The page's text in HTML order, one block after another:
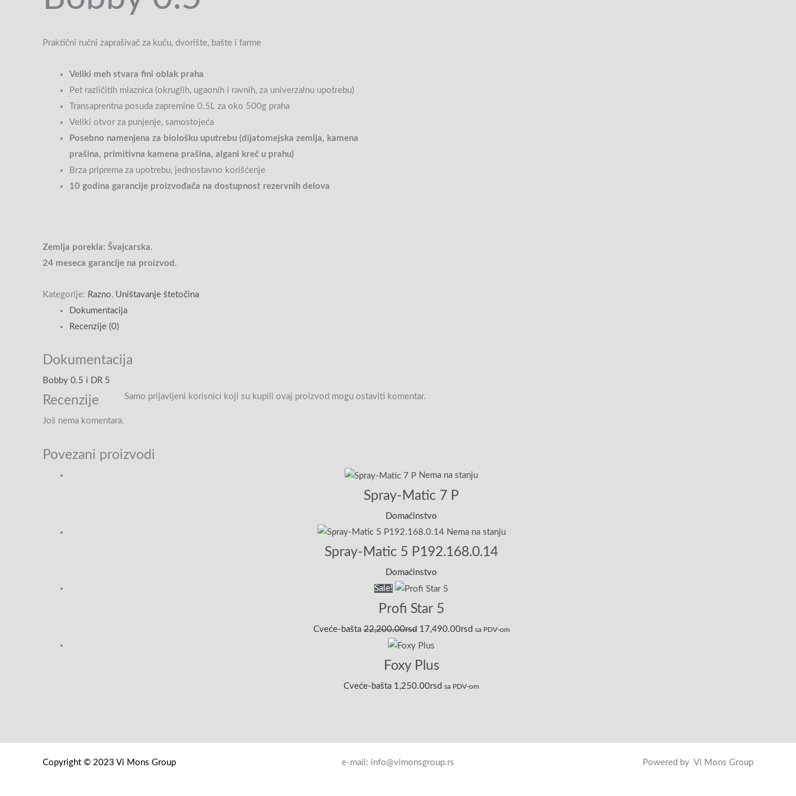
Praktični ručni zaprašivač za kuću, dvorište, bašte i farme
Veliki meh stvara fini oblak praha
Pet različitih mlaznica (okruglih, ugaonih i ravnih, za univerzalnu upotrebu)
Transaprentna posuda zapremine 0.5L za oko 500g praha
Veliki otvor za punjenje, samostojeća
Posebno namenjena za biološku uputrebu (dijatomejska zemlja, kamena
prašina, primitivna kamena prašina, algani kreč u prahu)
Brza priprema za upotrebu, jednostavno korišćenje
10 godina garancije proizvođača na dostupnost rezervnih delova
Zemlja porekla: Švajcarska.
24 meseca garancije na proizvod.
Kategorije: Razno, Uništavanje štetočina
Dokumentacija
Recenzije (0)
Dokumentacija
Bobby 0.5 i DR 5
Recenzije
Još nema komentara.
Samo prijavljeni korisnici koji su kupili ovaj proizvod mogu ostaviti komentar.
Povezani proizvodi
Nema na stanju
Spray-Matic 7 P
Domaćinstvo
Nema na stanju
Spray-Matic 5 P192.168.0.14
Domaćinstvo
Sale!
Profi Star 5
Cveće-bašta22,200.00rsd 17,490.00rsd sa PDV-om
Foxy Plus
Cveće-bašta 1,250.00rsd sa PDV-om
Copyright © 2023 Vi Mons Group e-mail: info@vimonsgroup.rs Powered by Vi Mons Group